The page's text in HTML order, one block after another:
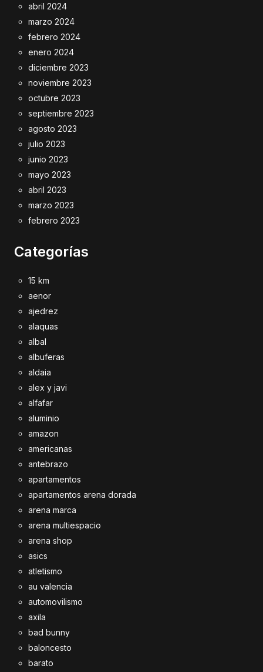
abril 2024
marzo 2024
febrero 2024
enero 2024
diciembre 2023
noviembre 2023
octubre 2023
septiembre 2023
agosto 2023
julio 2023
junio 2023
mayo 2023
abril 2023
marzo 2023
febrero 2023
Categorías
15 km
aenor
ajedrez
alaquas
albal
albuferas
aldaia
alex y javi
alfafar
aluminio
amazon
americanas
antebrazo
apartamentos
apartamentos arena dorada
arena marca
arena multiespacio
arena shop
asics
atletismo
au valencia
automovilismo
axila
bad bunny
baloncesto
barato